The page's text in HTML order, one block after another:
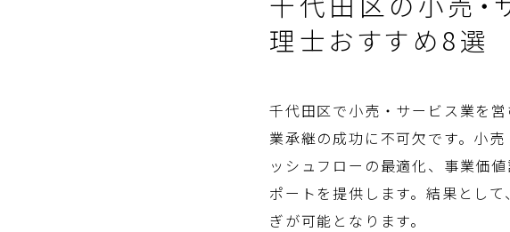
理士おすすめ8選
千代田区で小売・サービス業を
業承継の成功に不可欠です。小
ッシュフローの最適化、事業価
ポートを提供します。結果とし
ぎが可能となります。